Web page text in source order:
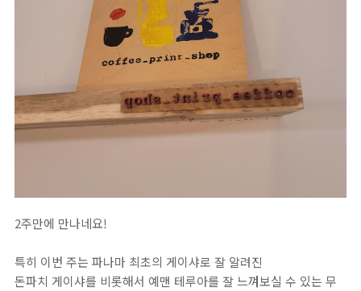
2주만에 만나네요!⁣
특히 이번 주는 파나마 최초의 게이샤로 잘 알려진⁣
⁣돈파치 게이샤를 비롯해서 예맨 테루아를 잘 느껴보실 수 있는 무